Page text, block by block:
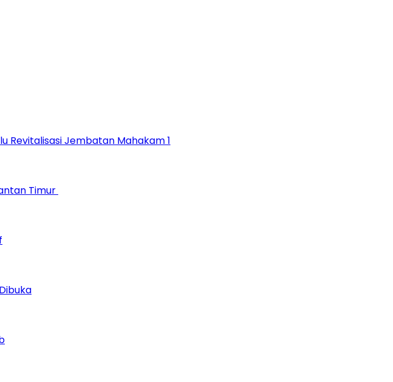
Revitalisasi Jembatan Mahakam 1
Timur